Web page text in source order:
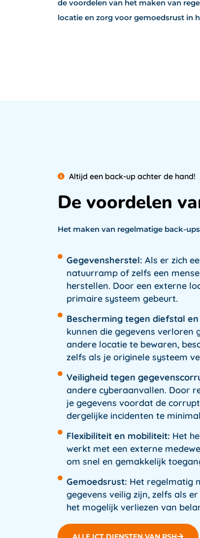
de voordelen van het maken van
locatie en zorg voor gemoedsrust in
Altijd een back-up achter de hand!
De voordelen
Het maken van regelmatige back-
Gegevensherstel: Als er zich
natuurramp of zelfs een
herstellen. Door een externe
primaire systeem gebeurt.
Bescherming tegen diefstal
kunnen die gegevens verloren
andere locatie te bewaren,
zelfs als je originele systeem
Veiligheid tegen
andere cyberaanvallen. Door
je gegevens voordat de
dergelijke incidenten te
Flexibiliteit en mobiliteit: Het
werkt met een externe
om snel en gemakkelijk
Gemoedsrust: Het regelmatig
gegevens veilig zijn, zelfs als
het mogelijk verliezen van